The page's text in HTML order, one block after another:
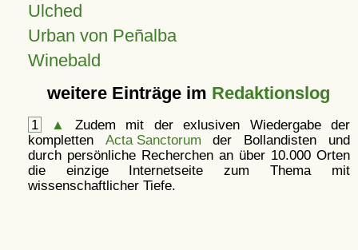
Ulched
Urban von Peñalba
Winebald
weitere Einträge im Redaktionslog
1 ▲
Zudem mit der exlusiven Wiedergabe der
kompletten Acta Sanctorum der Bollandisten und
durch persönliche Recherchen an über 10.000 Orten
die einzige Internetseite zum Thema mit
wissenschaftlicher Tiefe.